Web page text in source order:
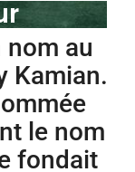
nom au
Kamian.
le nom
fondait